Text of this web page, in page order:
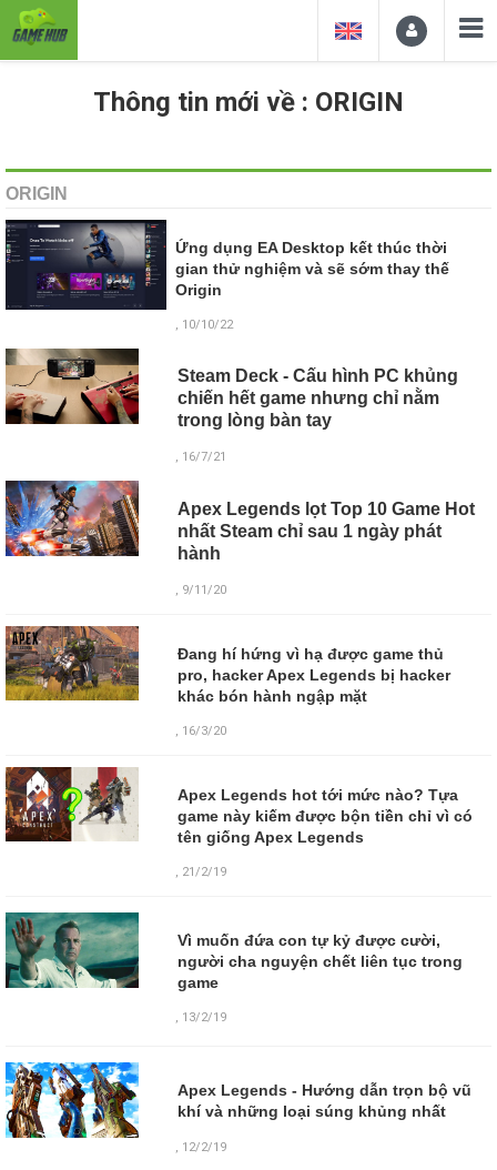
Thông tin mới về : ORIGIN
ORIGIN
Ứng dụng EA Desktop kết thúc thời
gian thử nghiệm và sẽ sớm thay thế
Origin
, 10/10/22
Steam Deck - Cấu hình PC khủng
chiến hết game nhưng chỉ nằm
trong lòng bàn tay
, 16/7/21
Apex Legends lọt Top 10 Game Hot
nhất Steam chỉ sau 1 ngày phát
hành
, 9/11/20
Đang hí hứng vì hạ được game thủ
pro, hacker Apex Legends bị hacker
khác bón hành ngập mặt
, 16/3/20
Apex Legends hot tới mức nào? Tựa
game này kiếm được bộn tiền chỉ vì có
tên giống Apex Legends
, 21/2/19
Vì muốn đứa con tự kỷ được cười,
người cha nguyện chết liên tục trong
game
, 13/2/19
Apex Legends - Hướng dẫn trọn bộ vũ
khí và những loại súng khủng nhất
12/2/19